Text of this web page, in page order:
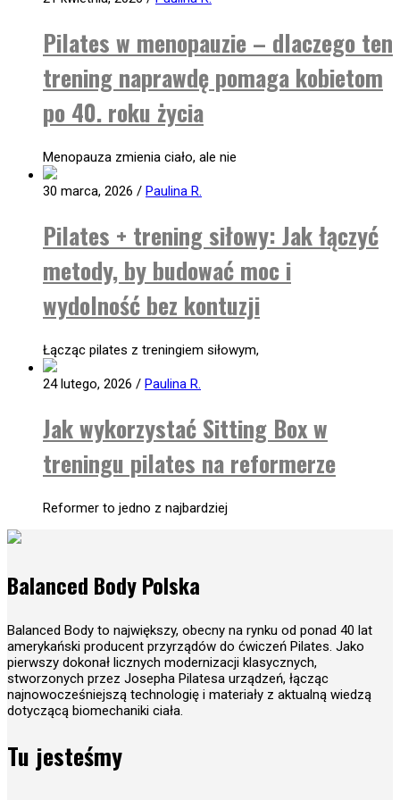
Pilates w menopauzie – dlaczego ten
trening naprawdę pomaga kobietom
po 40. roku życia
Menopauza zmienia ciało, ale nie
30 marca, 2026 / Paulina R.
Pilates + trening siłowy: Jak łączyć
metody, by budować moc i
wydolność bez kontuzji
Łącząc pilates z treningiem siłowym,
24 lutego, 2026 / Paulina R.
Jak wykorzystać Sitting Box w
treningu pilates na reformerze
Reformer to jedno z najbardziej
Balanced Body Polska
Balanced Body to największy, obecny na rynku od ponad 40 lat
amerykański producent przyrządów do ćwiczeń Pilates. Jako
pierwszy dokonał licznych modernizacji klasycznych,
stworzonych przez Josepha Pilatesa urządzeń, łącząc
najnowocześniejszą technologię i materiały z aktualną wiedzą
dotyczącą biomechaniki ciała.
Tu jesteśmy